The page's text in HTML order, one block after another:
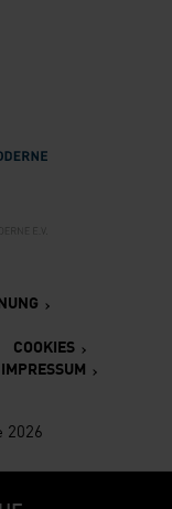
zur Seite der
2026
COOKIES
IMPRESSUM